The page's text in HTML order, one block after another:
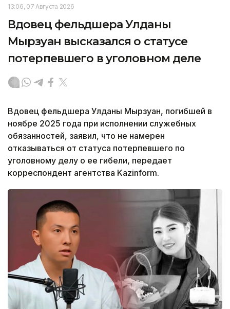
13:06, 07 Августа 2026
Вдовец фельдшера Улданы
Мырзуан высказался о статусе
потерпевшего в уголовном деле
Вдовец фельдшера Улданы Мырзуан, погибшей в
ноябре 2025 года при исполнении служебных
обязанностей, заявил, что не намерен
отказываться от статуса потерпевшего по
уголовному делу о ее гибели, передает
корреспондент агентства Kazinform.